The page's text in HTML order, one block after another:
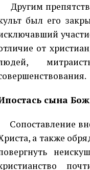
Другим
был его
от
сына
Сопоставление
а также